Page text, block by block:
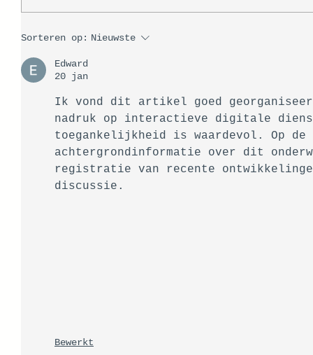
Sorteren op: Nieuwste
Edward
20 jan
Ik vond dit artikel goed
nadruk op interactieve digitale
toegankelijkheid is waardevol. Op
achtergrondinformatie over dit
registratie van recente
discussie.
Bewerkt